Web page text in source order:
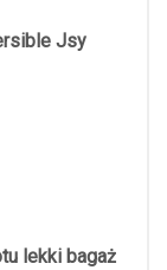
Jsy
lekki bagaż